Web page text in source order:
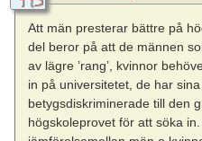
Att män presterar bättre på
del beror på att de männen
av lägre ’rang’, kvinnor
in på universitetet, de har
betygsdiskriminerade till den
högskoleprovet för att söka